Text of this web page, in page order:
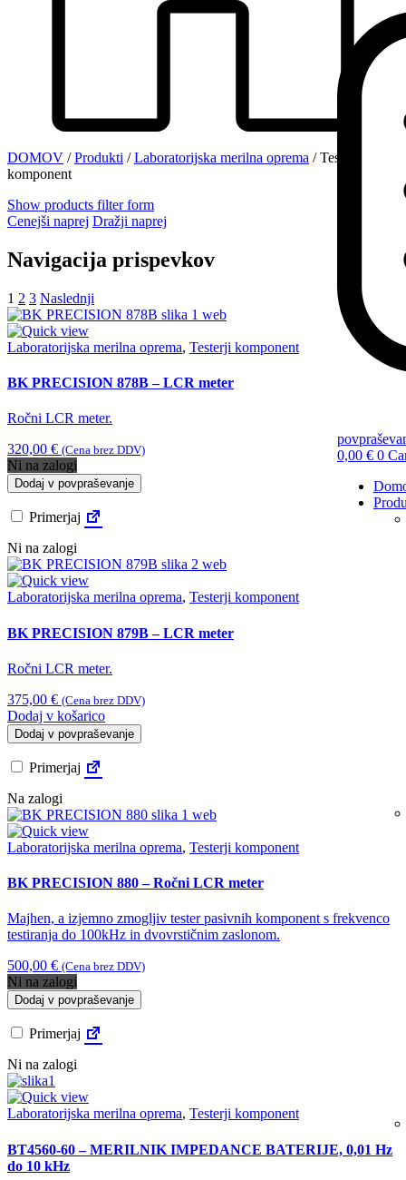
0,00 € 0
DOMOV /Produkti /Laboratorijska merilna oprema /Testerji
komponent
Show products filter form
Cenejši naprej Dražji naprej
Navigacija prispevkov
1 2 3 Naslednji
Laboratorijska merilna oprema, Testerji komponent
BK PRECISION 878B – LCR meter
Ročni LCR meter.
320,00 € (Cena brez DDV)
Ni na zalogi
Dodaj v povpraševanje
Primerjaj
Ni na zalogi
Laboratorijska merilna oprema, Testerji komponent
BK PRECISION 879B – LCR meter
Ročni LCR meter.
375,00 € (Cena brez DDV)
Dodaj v košarico
Dodaj v povpraševanje
Primerjaj
Na zalogi
Laboratorijska merilna oprema, Testerji komponent
BK PRECISION 880 – Ročni LCR meter
Majhen, a izjemno zmogljiv tester pasivnih komponent s frekvenco
testiranja do 100kHz in dvovrstičnim zaslonom.
500,00 € (Cena brez DDV)
Ni na zalogi
Dodaj v povpraševanje
Primerjaj
Ni na zalogi
Laboratorijska merilna oprema, Testerji komponent
BT4560-60 – MERILNIK IMPEDANCE BATERIJE, 0,01 Hz
do 10 kHz